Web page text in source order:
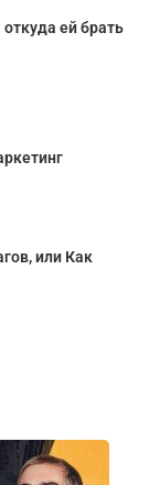
ей брать
или Как